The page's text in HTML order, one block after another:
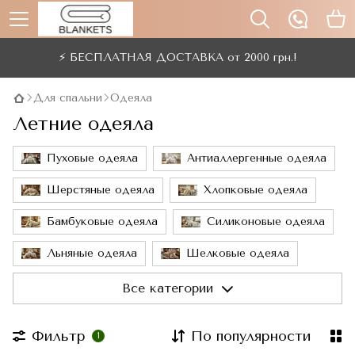
⚡ БЕСПЛАТНАЯ ДОСТАВКА от 2000 грн.!
Для спальни Одеяла
Летние одеяла
Пуховые одеяла Антиаллергенные одеяла
Шерстяные одеяла Хлопковые одеяла
Бамбуковые одеяла Силиконовые одеяла
Льняные одеяла Шелковые одеяла
Одеяла ТенселВсе категории
Фильтр 1 По популярности